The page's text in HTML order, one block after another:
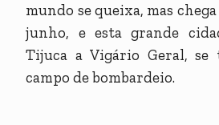
mundo se queixa, mas
junho, e esta grande
Tijuca a Vigário Geral, se
campo de bombardeio.